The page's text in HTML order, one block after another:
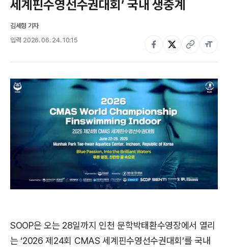
세계핀수영선수권대회’ 국내 생중계
김세형 기자
입력 2026. 06. 24. 10:15
SOOP은 오는 28일까지 인천 문학박태환수영장에서 열리
는 ‘2026 제24회 CMAS 세계핀수영선수권대회’를 국내